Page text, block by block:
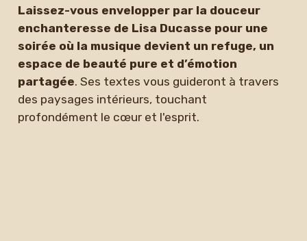
Laissez-vous envelopper par la douceur
enchanteresse de Lisa Ducasse pour une
soirée où la musique devient un refuge, un
espace de beauté pure et d’émotion
partagée. Ses textes vous guideront à travers
des paysages intérieurs, touchant
profondément le cœur et l'esprit.